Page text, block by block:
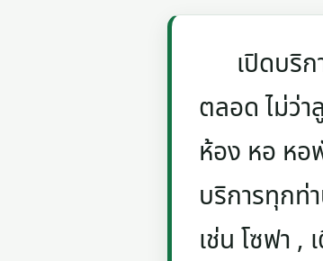
เปิดบริก
ตลอด ไม่ว่า
ห้อง หอ หอ
บริการทุกท่
เช่น โซฟา ,